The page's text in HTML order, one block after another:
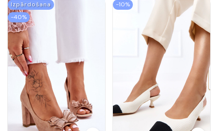
Izpārdošana
-40%
-10%